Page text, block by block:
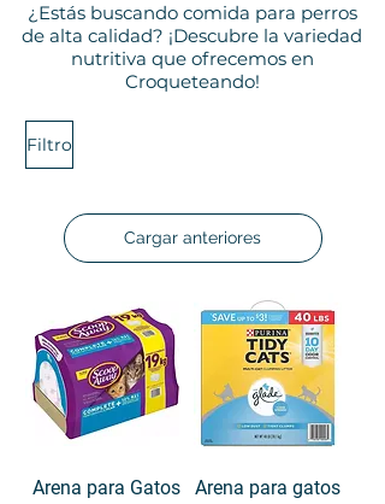
​¿Estás buscando comida para perros
de alta calidad? ¡Descubre la variedad
nutritiva que ofrecemos en
Croqueteando!
Filtro
Cargar anteriores
Arena para Gatos
Arena para gatos